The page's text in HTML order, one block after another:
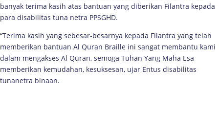
banyak terima kasih atas bantuan yang diberikan Filantra kepada
para disabilitas tuna netra PPSGHD.
“Terima kasih yang sebesar-besarnya kepada Filantra yang telah
memberikan bantuan Al Quran Braille ini sangat membantu kami
dalam mengakses Al Quran, semoga Tuhan Yang Maha Esa
memberikan kemudahan, kesuksesan, ujar Entus disabilitas
tunanetra binaan.